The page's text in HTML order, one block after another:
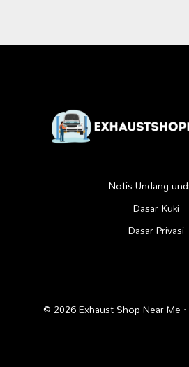
Notis Undang-
Dasar Kuki
Dasar Privasi
© 2026 Exhaust Shop Near Me